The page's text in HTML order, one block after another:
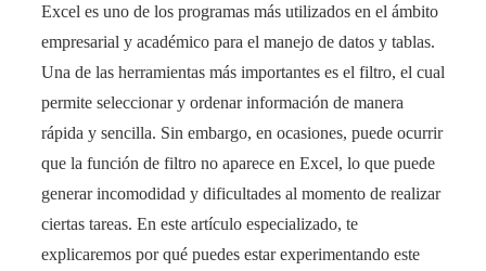
Excel es uno de los programas más utilizados en el ámbito
empresarial y académico para el manejo de datos y tablas.
Una de las herramientas más importantes es el filtro, el cual
permite seleccionar y ordenar información de manera
rápida y sencilla. Sin embargo, en ocasiones, puede ocurrir
que la función de filtro no aparece en Excel, lo que puede
generar incomodidad y dificultades al momento de realizar
ciertas tareas. En este artículo especializado, te
explicaremos por qué puedes estar experimentando este